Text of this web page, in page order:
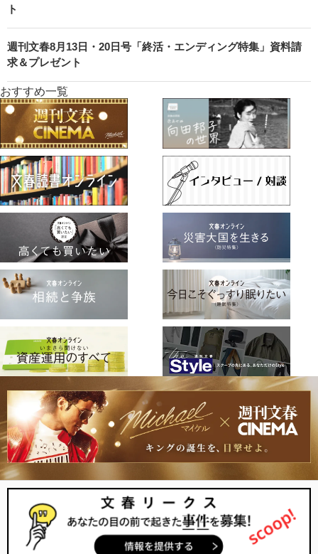
ト
週刊文春8月13日・20日号「終活・エンディング特集」資料請
求＆プレゼント
おすすめ一覧